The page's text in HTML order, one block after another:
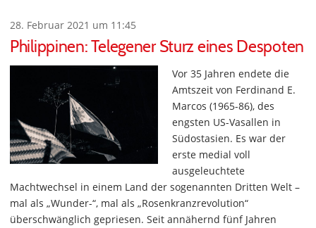
28. Februar 2021 um 11:45
Philippinen: Telegener Sturz eines Despoten
Vor 35 Jahren endete die
Amtszeit von Ferdinand E.
Marcos (1965-86), des
engsten US-Vasallen in
Südostasien. Es war der
erste medial voll
ausgeleuchtete
Machtwechsel in einem Land der sogenannten Dritten Welt –
mal als „Wunder-“, mal als „Rosenkranzrevolution“
überschwänglich gepriesen. Seit annähernd fünf Jahren